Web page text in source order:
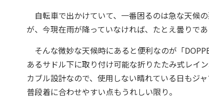
自転車で出かけていて、一番困るのは急な天候
が、今現在雨が降っていなければ、たとえ曇りで
そんな微妙な天候時にあると便利なのが「
あるサドル下に取り付け可能な折りたたみ式レイ
カブル設計なので、使用しない晴れている日もジ
普段着に合わせやすい点もうれしい限り。